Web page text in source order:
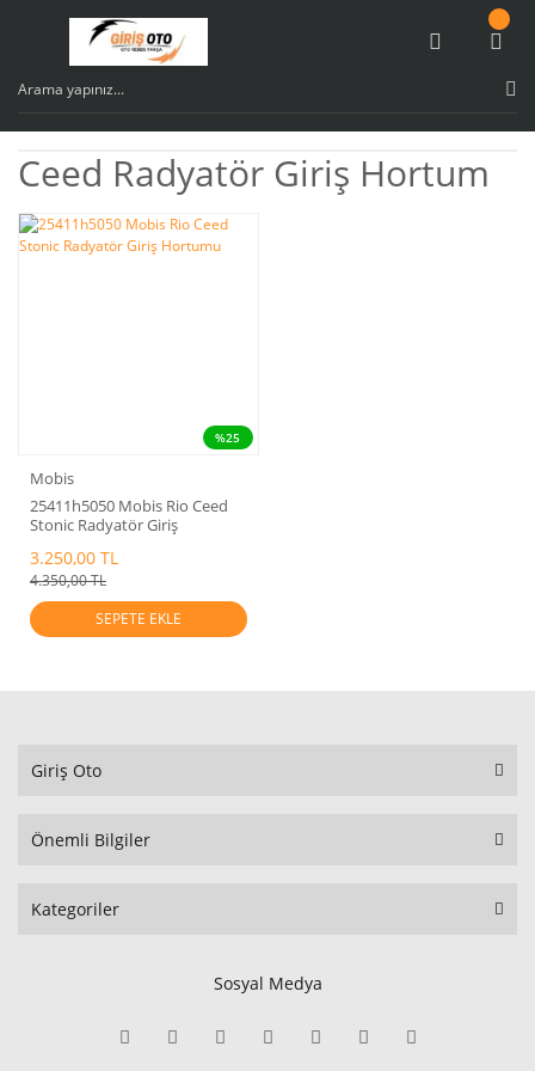
Ceed Radyatör Giriş Hortum
%25
Mobis
25411h5050 Mobis Rio Ceed
Stonic Radyatör Giriş
3.250,00 TL
4.350,00 TL
SEPETE EKLE
Giriş Oto
Önemli Bilgiler
Kategoriler
Sosyal Medya